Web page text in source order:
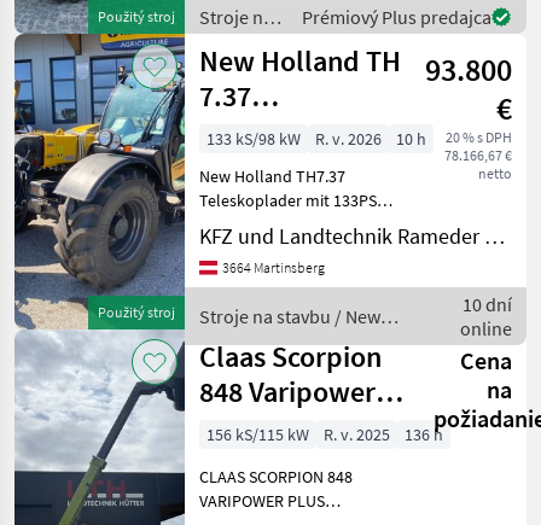
Použitý stroj
Schaufel und Gabel Stroj
Stroje na
stavbu /
JCB
Prémiový Plus predajca
Použitý stroj
New Holland TH
7.37
Teleskoplader
93.800
€
20 % s DPH
78.166,67 €
netto
133 kS/98 kW R. v. 2026
10 h
New Holland TH7.37
Teleskoplader mit 133PS
Leistung, Hubhöhe 7m bei
3700kg maximaler Hubkraft.
6x3 Gang Powershift
40km/h, Luftfedersitz mi
KFZ und Landtechnik Rameder e.U.
3664 Martinsberg
Stroje na stavbu / New
Holland
10 dní
online
Claas Scorpion
848 Varipower
Plus Generation
Cena
na
156 kS/115 kW R. v. 2025
136 h
CLAAS SCORPION 848
VARIPOWER PLUS